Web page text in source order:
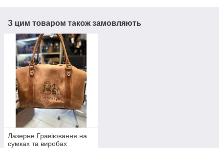
З цим товаром також замовляють
Лазерне Гравіювання на
сумках та виробах